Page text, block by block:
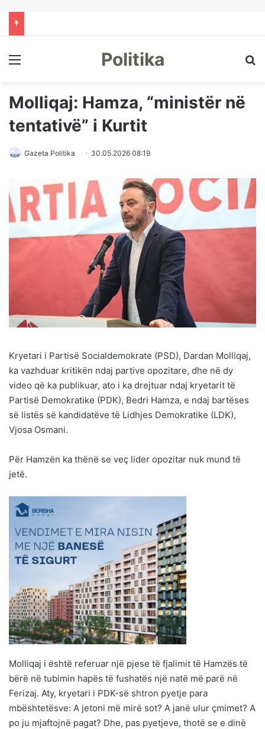
Menu Politika
Molliqaj: Hamza, “ministër në
tentativë” i Kurtit
Gazeta Politika 30.05.2026 08:19
Kryetari i Partisë Socialdemokrate (PSD), Dardan Molliqaj,
ka vazhduar kritikën ndaj partive opozitare, dhe në dy
video që ka publikuar, ato i ka drejtuar ndaj kryetarit të
Partisë Demokratike (PDK), Bedri Hamza, e ndaj bartëses
së listës së kandidatëve të Lidhjes Demokratike (LDK),
Vjosa Osmani.
Për Hamzën ka thënë se veç lider opozitar nuk mund të
jetë.
Molliqaj i është referuar një pjese të fjalimit të Hamzës të
bërë në tubimin hapës të fushatës një natë më parë në
Ferizaj. Aty, kryetari i PDK-së shtron pyetje para
mbështetësve: A jetoni më mirë sot? A janë ulur çmimet? A
po ju mjaftojnë pagat? Dhe, pas pyetjeve, thotë se e dinë